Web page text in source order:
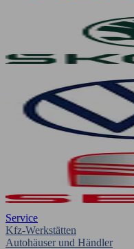
Service
Kfz-Werkstätten
Autohäuser und Händler